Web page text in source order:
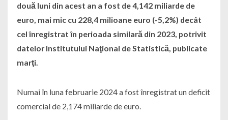
două luni din acest an a fost de 4,142 miliarde de
euro, mai mic cu 228,4 milioane euro (-5,2%) decât
cel înregistrat în perioada similară din 2023, potrivit
datelor Institutului Naţional de Statistică, publicate
marţi.
Numai în luna februarie 2024 a fost înregistrat un deficit
comercial de 2,174 miliarde de euro.